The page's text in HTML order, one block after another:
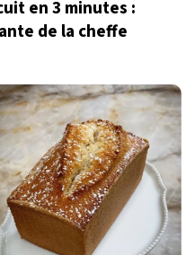
en 3 minutes :
de la cheffe